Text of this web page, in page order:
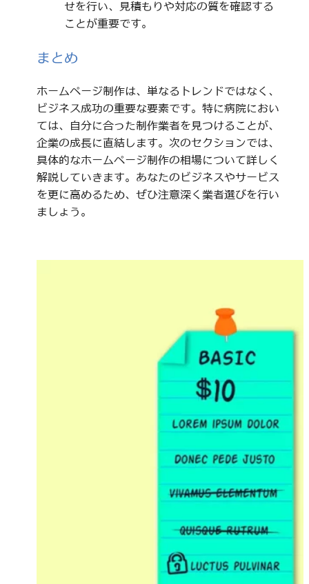
せを行い、見積もりや対応の質を確認する
ことが重要です。
まとめ
ホームページ制作は、単なるトレンドではなく、
ビジネス成功の重要な要素です。特に病院におい
ては、自分に合った制作業者を見つけることが、
企業の成長に直結します。次のセクションでは、
具体的なホームページ制作の相場について詳しく
解説していきます。あなたのビジネスやサービス
を更に高めるため、ぜひ注意深く業者選びを行い
ましょう。